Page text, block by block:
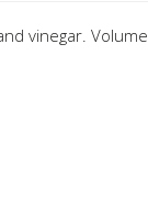
vinegar. Volume